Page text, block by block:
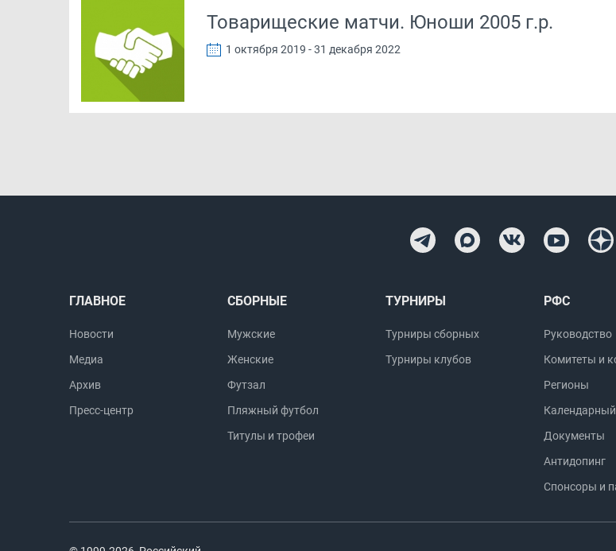
Товарищеские матчи. Юноши 2005 г.р.
1 октября 2019 - 31 декабря 2022
ГЛАВНОЕ
Новости
Медиа
Архив
Пресс-центр
СБОРНЫЕ
Мужские
Женские
Футзал
Пляжный футбол
Титулы и трофеи
ТУРНИРЫ
Турниры сборных
Турниры клубов
РФС
Руководство
Комитеты и
Регионы
Документы
Антидопинг
Спонсоры и